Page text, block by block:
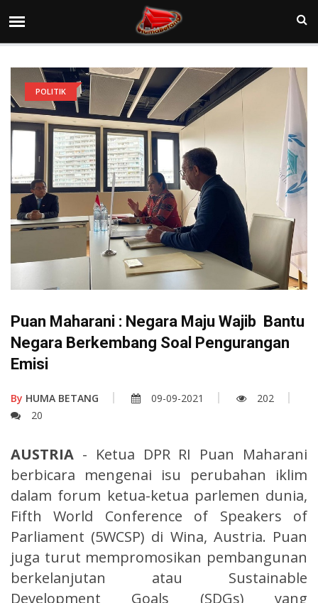
POLITIK
Puan Maharani : Negara Maju Wajib Bantu
Negara Berkembang Soal Pengurangan
Emisi
By HUMA BETANG 09-09-2021
202
20
AUSTRIA - Ketua DPR RI Puan Maharani
berbicara mengenai isu perubahan iklim
dalam forum ketua-ketua parlemen dunia,
Fifth World Conference of Speakers of
Parliament (5WCSP) di Wina, Austria. Puan
juga turut mempromosikan pembangunan
berkelanjutan atau Sustainable
Development Goals (SDGs) yang